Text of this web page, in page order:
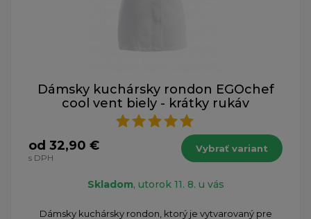
Dámsky kuchársky rondon EGOchef
cool vent biely - krátky rukáv
od 32,90 €
s DPH
Vybrať variant
Skladom, utorok 11. 8. u vás
Dámsky kuchársky rondon, ktorý je vytvarovaný pre